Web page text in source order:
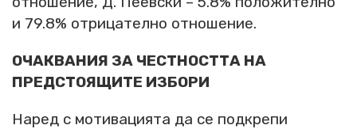
и 79.8% отрицателно отношение.
ОЧАКВАНИЯ ЗА ЧЕСТНОСТТА НА
ПРЕДСТОЯЩИТЕ ИЗБОРИ
Наред с мотивацията да се подкрепи